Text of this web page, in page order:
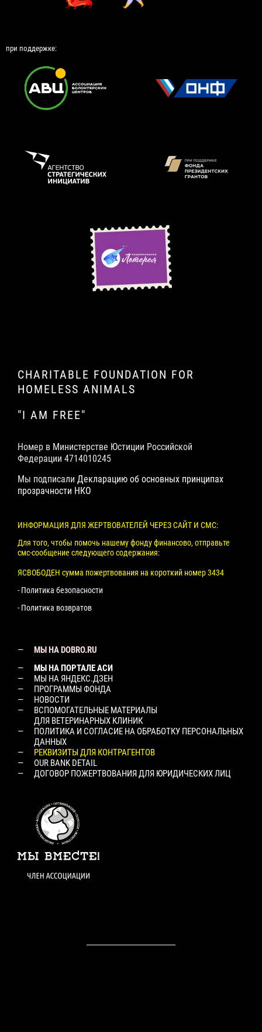
при поддержке:
CHARITABLE FOUNDATION FOR
HOMELESS ANIMALS
"I AM FREE"
Номер в Министерстве Юстиции Российской
Федерации 4714010245
Мы подписали Декларацию об основных принципах
прозрачности НКО
ИНФОРМАЦИЯ ДЛЯ ЖЕРТВОВАТЕЛЕЙ ЧЕРЕЗ САЙТ И СМС:
Для того, чтобы помочь нашему фонду финансово, отправьте
смс-сообщение следующего содержания:
ЯСВОБОДЕН сумма пожертвования на короткий номер 3434
- Политика безопасности
- Политика возвратов
МЫ НА DOBRO.RU
МЫ НА ПОРТАЛЕ АСИ
МЫ НА ЯНДЕКС.ДЗЕН
ПРОГРАММЫ ФОНДА
НОВОСТИ
ВСПОМОГАТЕЛЬНЫЕ МАТЕРИАЛЫ
ДЛЯ ВЕТЕРИНАРНЫХ КЛИНИК
ПОЛИТИКА И СОГЛАСИЕ НА ОБРАБОТКУ ПЕРСОНАЛЬНЫХ
ДАННЫХ
РЕКВИЗИТЫ ДЛЯ КОНТРАГЕНТОВ
OUR BANK DETAIL
ДОГОВОР ПОЖЕРТВОВАНИЯ ДЛЯ ЮРИДИЧЕСКИХ ЛИЦ